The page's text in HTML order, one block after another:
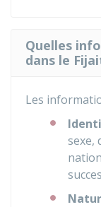
Quelles
dans le
Les
sexe,